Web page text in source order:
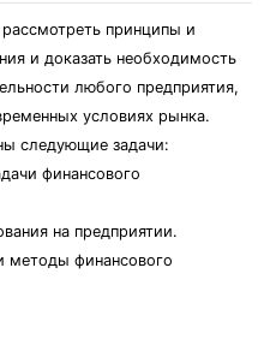
принципы и
и доказать необходимость
любого предприятия,
условиях рынка.
следующие задачи:
финансового
на предприятии.
методы финансового